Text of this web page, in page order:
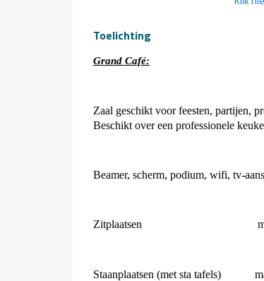
Toelichting
Grand Café:
Zaal geschikt voor feesten, partijen,
Beschikt over een professionele
Beamer, scherm, podium, wifi, tv-
Zitplaatsen
Staanplaatsen (met sta tafels)